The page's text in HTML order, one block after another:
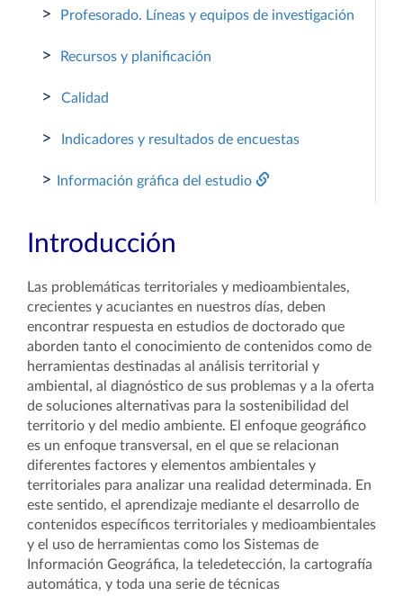
> Profesorado. Líneas y equipos de investigación
> Recursos y planificación
> Calidad
> Indicadores y resultados de encuestas
> Información gráfica del estudio
Introducción
Las problemáticas territoriales y medioambientales,
crecientes y acuciantes en nuestros días, deben
encontrar respuesta en estudios de doctorado que
aborden tanto el conocimiento de contenidos como de
herramientas destinadas al análisis territorial y
ambiental, al diagnóstico de sus problemas y a la oferta
de soluciones alternativas para la sostenibilidad del
territorio y del medio ambiente. El enfoque geográfico
es un enfoque transversal, en el que se relacionan
diferentes factores y elementos ambientales y
territoriales para analizar una realidad determinada. En
este sentido, el aprendizaje mediante el desarrollo de
contenidos específicos territoriales y medioambientales
y el uso de herramientas como los Sistemas de
Información Geográfica, la teledetección, la cartografía
automática, y toda una serie de técnicas